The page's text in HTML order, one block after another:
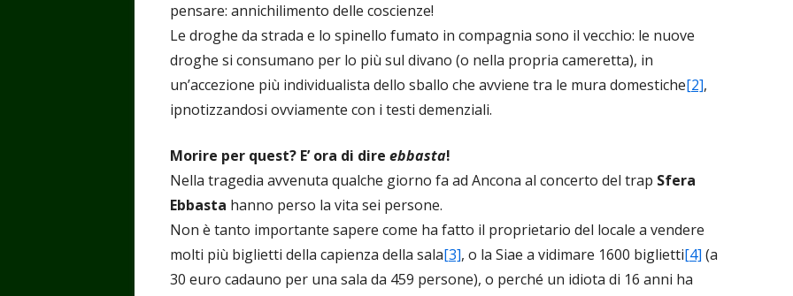
pensare: annichilimento delle coscienze!
Le droghe da strada e lo spinello fumato in compagnia sono il vecchio: le nuove
droghe si consumano per lo più sul divano (o nella propria cameretta), in
un’accezione più individualista dello sballo che avviene tra le mura domestiche[2],
ipnotizzandosi ovviamente con i testi demenziali.
Morire per quest? E’ ora di dire ebbasta!
Nella tragedia avvenuta qualche giorno fa ad Ancona al concerto del trap Sfera
Ebbasta hanno perso la vita sei persone.
Non è tanto importante sapere come ha fatto il proprietario del locale a vendere
molti più biglietti della capienza della sala[3], o la Siae a vidimare 1600 biglietti[4] (a
30 euro cadauno per una sala da 459 persone), o perché un idiota di 16 anni ha